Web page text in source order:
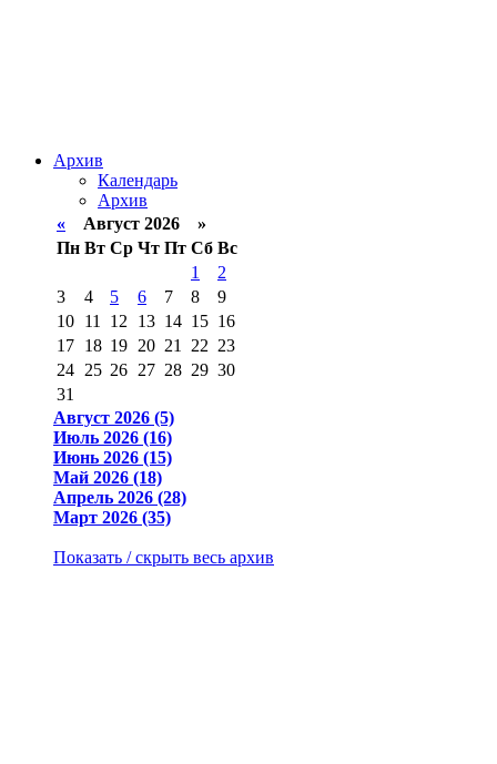
Архив
Календарь
Архив
« Август 2026 »
Пн Вт Ср Чт Пт Сб Вс
1
2
3
4 5 6 7 8
9
10 11 12 13 14 15 16
17 18 19 20 21 22 23
24 25 26 27 28 29 30
31
Август 2026 (5)
Июль 2026 (16)
Июнь 2026 (15)
Май 2026 (18)
Апрель 2026 (28)
Март 2026 (35)
Показать / скрыть весь архив